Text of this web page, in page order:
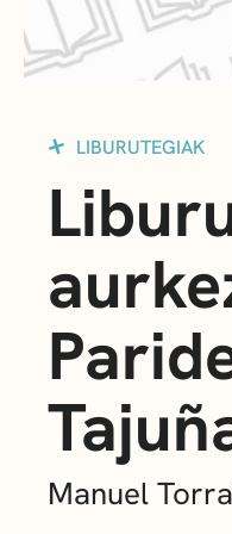
LIBURUTEGIAK
Manuel